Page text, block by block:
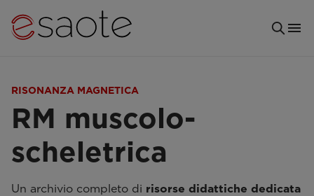
RISONANZA MAGNETICA
RM muscolo-
scheletrica
Un archivio completo di risorse didattiche dedicata